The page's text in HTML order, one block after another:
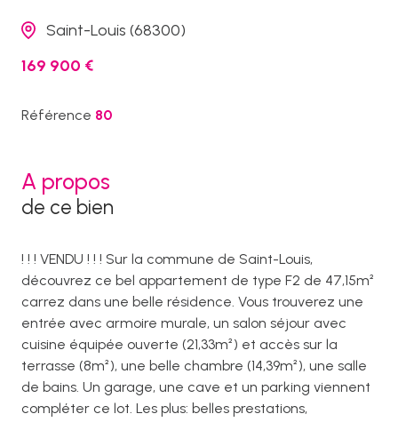
Saint-Louis (68300)
169 900 €
Référence 80
A propos
de ce bien
! ! ! VENDU ! ! ! Sur la commune de Saint-Louis,
découvrez ce bel appartement de type F2 de 47,15m²
carrez dans une belle résidence. Vous trouverez une
entrée avec armoire murale, un salon séjour avec
cuisine équipée ouverte (21,33m²) et accès sur la
terrasse (8m²), une belle chambre (14,39m²), une salle
de bains. Un garage, une cave et un parking viennent
compléter ce lot. Les plus: belles prestations,